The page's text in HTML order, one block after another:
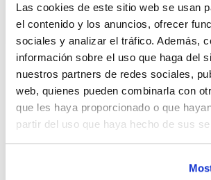
Las cookies de este sitio web se usan
el contenido y los anuncios, ofrecer
sociales y analizar el tráfico. Además,
información sobre el uso que haga del
nuestros partners de redes sociales,
web, quienes pueden combinarla con
que les haya proporcionado o que
partir del uso que haya hecho de sus
[1689-84-5](1)
Disolvente
Acetonitrile
Envase
Conc. CAS